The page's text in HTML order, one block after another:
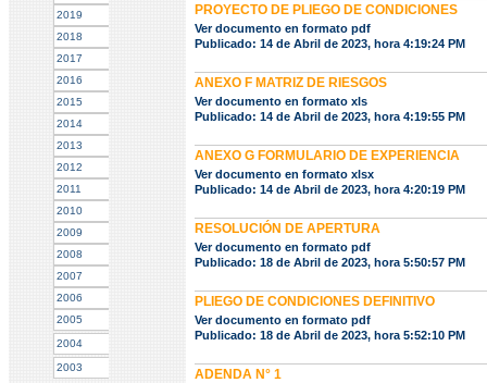
2019
2018
2017
2016
2015
2014
2013
2012
2011
2010
2009
2008
2007
2006
2005
2004
2003
PROYECTO DE PLIEGO DE CONDICIONES
Ver documento en formato pdf
Publicado: 14 de Abril de 2023, hora 4:19:24 PM
ANEXO F MATRIZ DE RIESGOS
Ver documento en formato xls
Publicado: 14 de Abril de 2023, hora 4:19:55 PM
ANEXO G FORMULARIO DE EXPERIENCIA
Ver documento en formato xlsx
Publicado: 14 de Abril de 2023, hora 4:20:19 PM
RESOLUCIÓN DE APERTURA
Ver documento en formato pdf
Publicado: 18 de Abril de 2023, hora 5:50:57 PM
PLIEGO DE CONDICIONES DEFINITIVO
Ver documento en formato pdf
Publicado: 18 de Abril de 2023, hora 5:52:10 PM
ADENDA N° 1